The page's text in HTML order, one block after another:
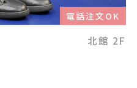
電話注文OK
北館 2F